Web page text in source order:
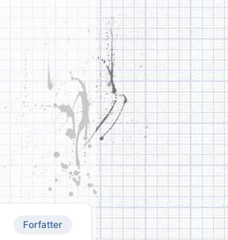
Forfatter